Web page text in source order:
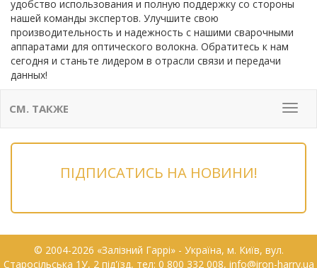
удобство использования и полную поддержку со стороны
нашей команды экспертов. Улучшите свою
производительность и надежность с нашими сварочными
аппаратами для оптического волокна. Обратитесь к нам
сегодня и станьте лидером в отрасли связи и передачи
данных!
Меню
СМ. ТАКЖЕ
ПІДПИСАТИСЬ НА НОВИНИ!
© 2004-2026 «Залізний Гаррі» - Українa, м. Київ, вул.
Старосільська 1У, 2 під'їзд, тел: 0 800 332 008, info@iron-harry.ua